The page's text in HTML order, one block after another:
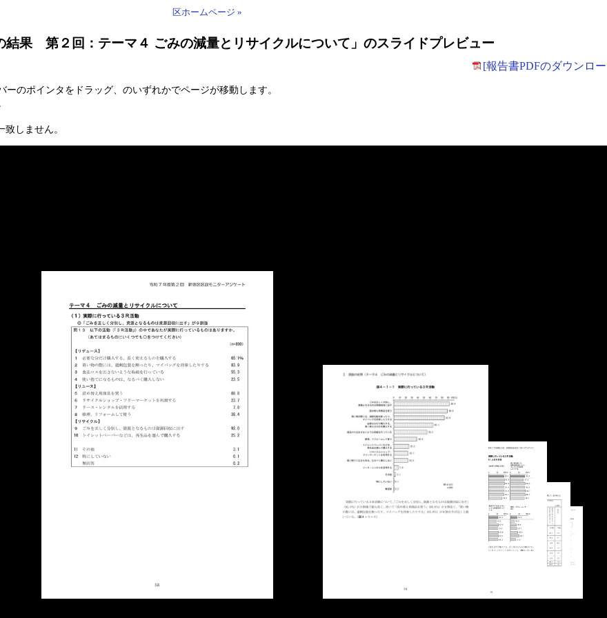
区ホームページ »
結果 第２回：テーマ４ ごみの減量とリサイクルについて」のスライドプレビュー
[報告書PDFのダウンロ
のポインタをドラッグ、のいずれかでページが移動します。
しません。